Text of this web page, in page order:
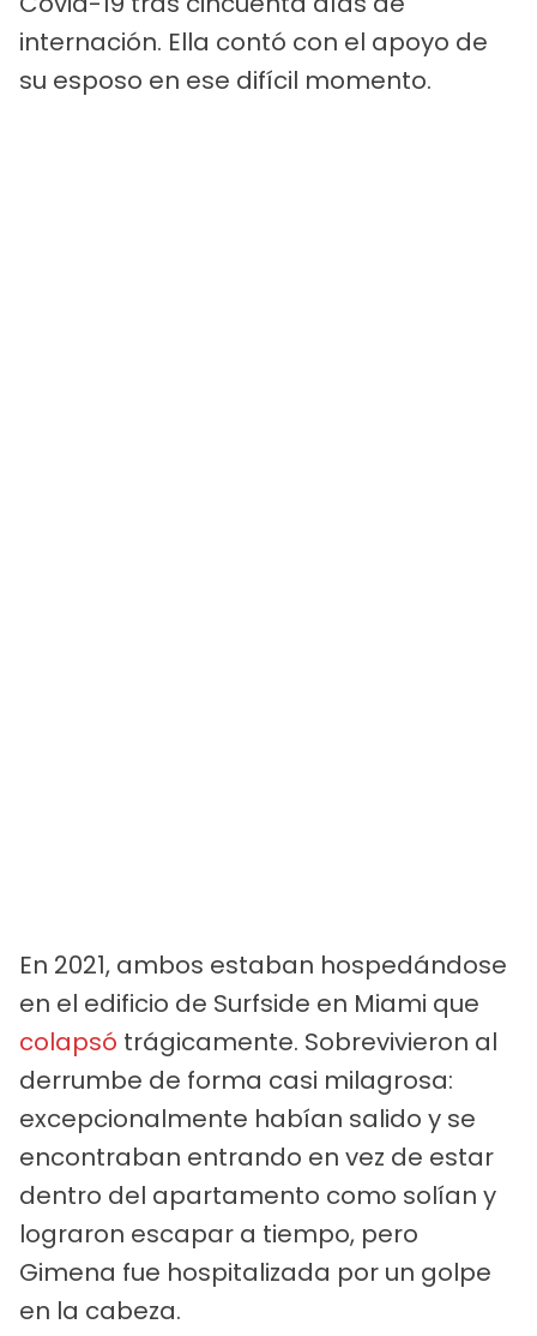
internación. Ella contó con el apoyo de
su esposo en ese difícil momento.
En 2021, ambos estaban hospedándose
en el edificio de Surfside en Miami que
colapsó trágicamente. Sobrevivieron al
derrumbe de forma casi milagrosa:
excepcionalmente habían salido y se
encontraban entrando en vez de estar
dentro del apartamento como solían y
lograron escapar a tiempo, pero
Gimena fue hospitalizada por un golpe
en la cabeza.